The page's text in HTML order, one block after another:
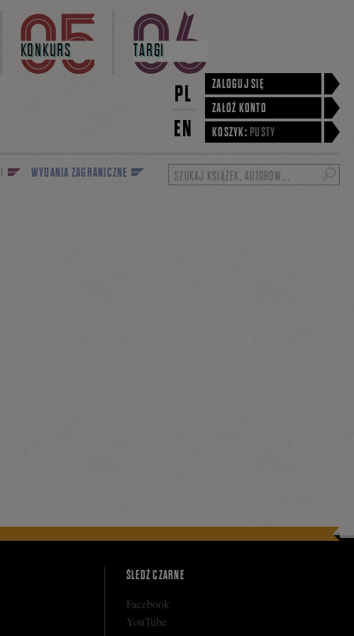
KONKURS TARGI
PL
EN
ZALOGUJ SIĘ
ZAŁÓŻ KONTO
KOSZYK: PUSTY
WYDANIA ZAGRANICZNE
ŚLEDŹ CZARNE
Facebook
YouTube